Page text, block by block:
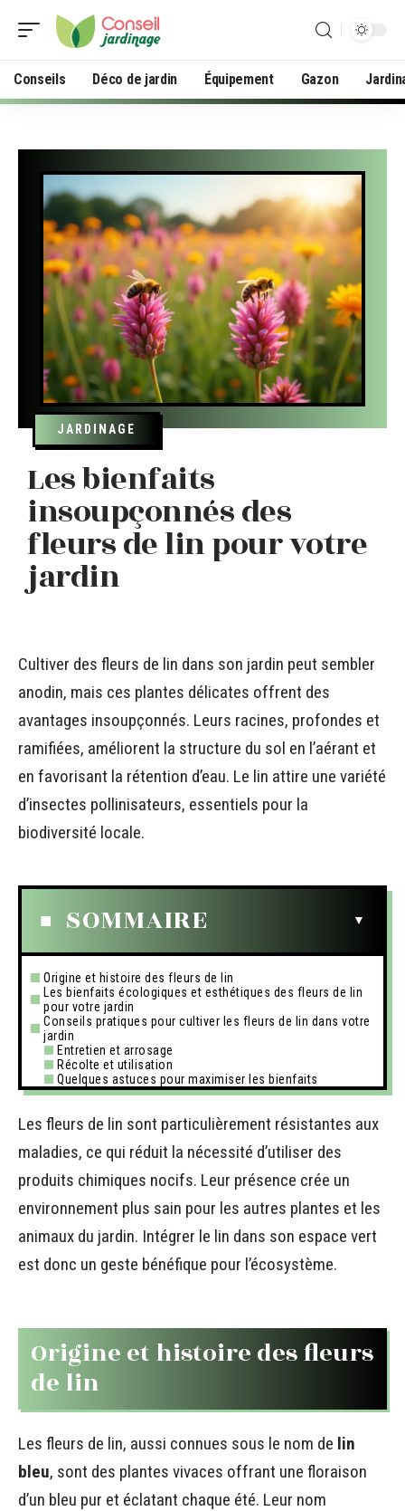
Conseils Déco de jardin Équipement Gazon
JARDINAGE
Les bienfaits
insoupçonnés des
fleurs de lin pour votre
jardin
Cultiver des fleurs de lin dans son jardin peut sembler
anodin, mais ces plantes délicates offrent des
avantages insoupçonnés. Leurs racines, profondes et
ramifiées, améliorent la structure du sol en l’aérant et
en favorisant la rétention d’eau. Le lin attire une variété
d’insectes pollinisateurs, essentiels pour la
biodiversité locale.
SOMMAIRE
Origine et histoire des fleurs de lin
Les bienfaits écologiques et esthétiques des fleurs de lin
pour votre jardin
Conseils pratiques pour cultiver les fleurs de lin dans votre
jardin
Entretien et arrosage
Récolte et utilisation
Quelques astuces pour maximiser les bienfaits
Les fleurs de lin sont particulièrement résistantes aux
maladies, ce qui réduit la nécessité d’utiliser des
produits chimiques nocifs. Leur présence crée un
environnement plus sain pour les autres plantes et les
animaux du jardin. Intégrer le lin dans son espace vert
est donc un geste bénéfique pour l’écosystème.
Origine et histoire des fleurs
de lin
Les fleurs de lin, aussi connues sous le nom de lin
bleu, sont des plantes vivaces offrant une floraison
d’un bleu pur et éclatant chaque été. Leur nom